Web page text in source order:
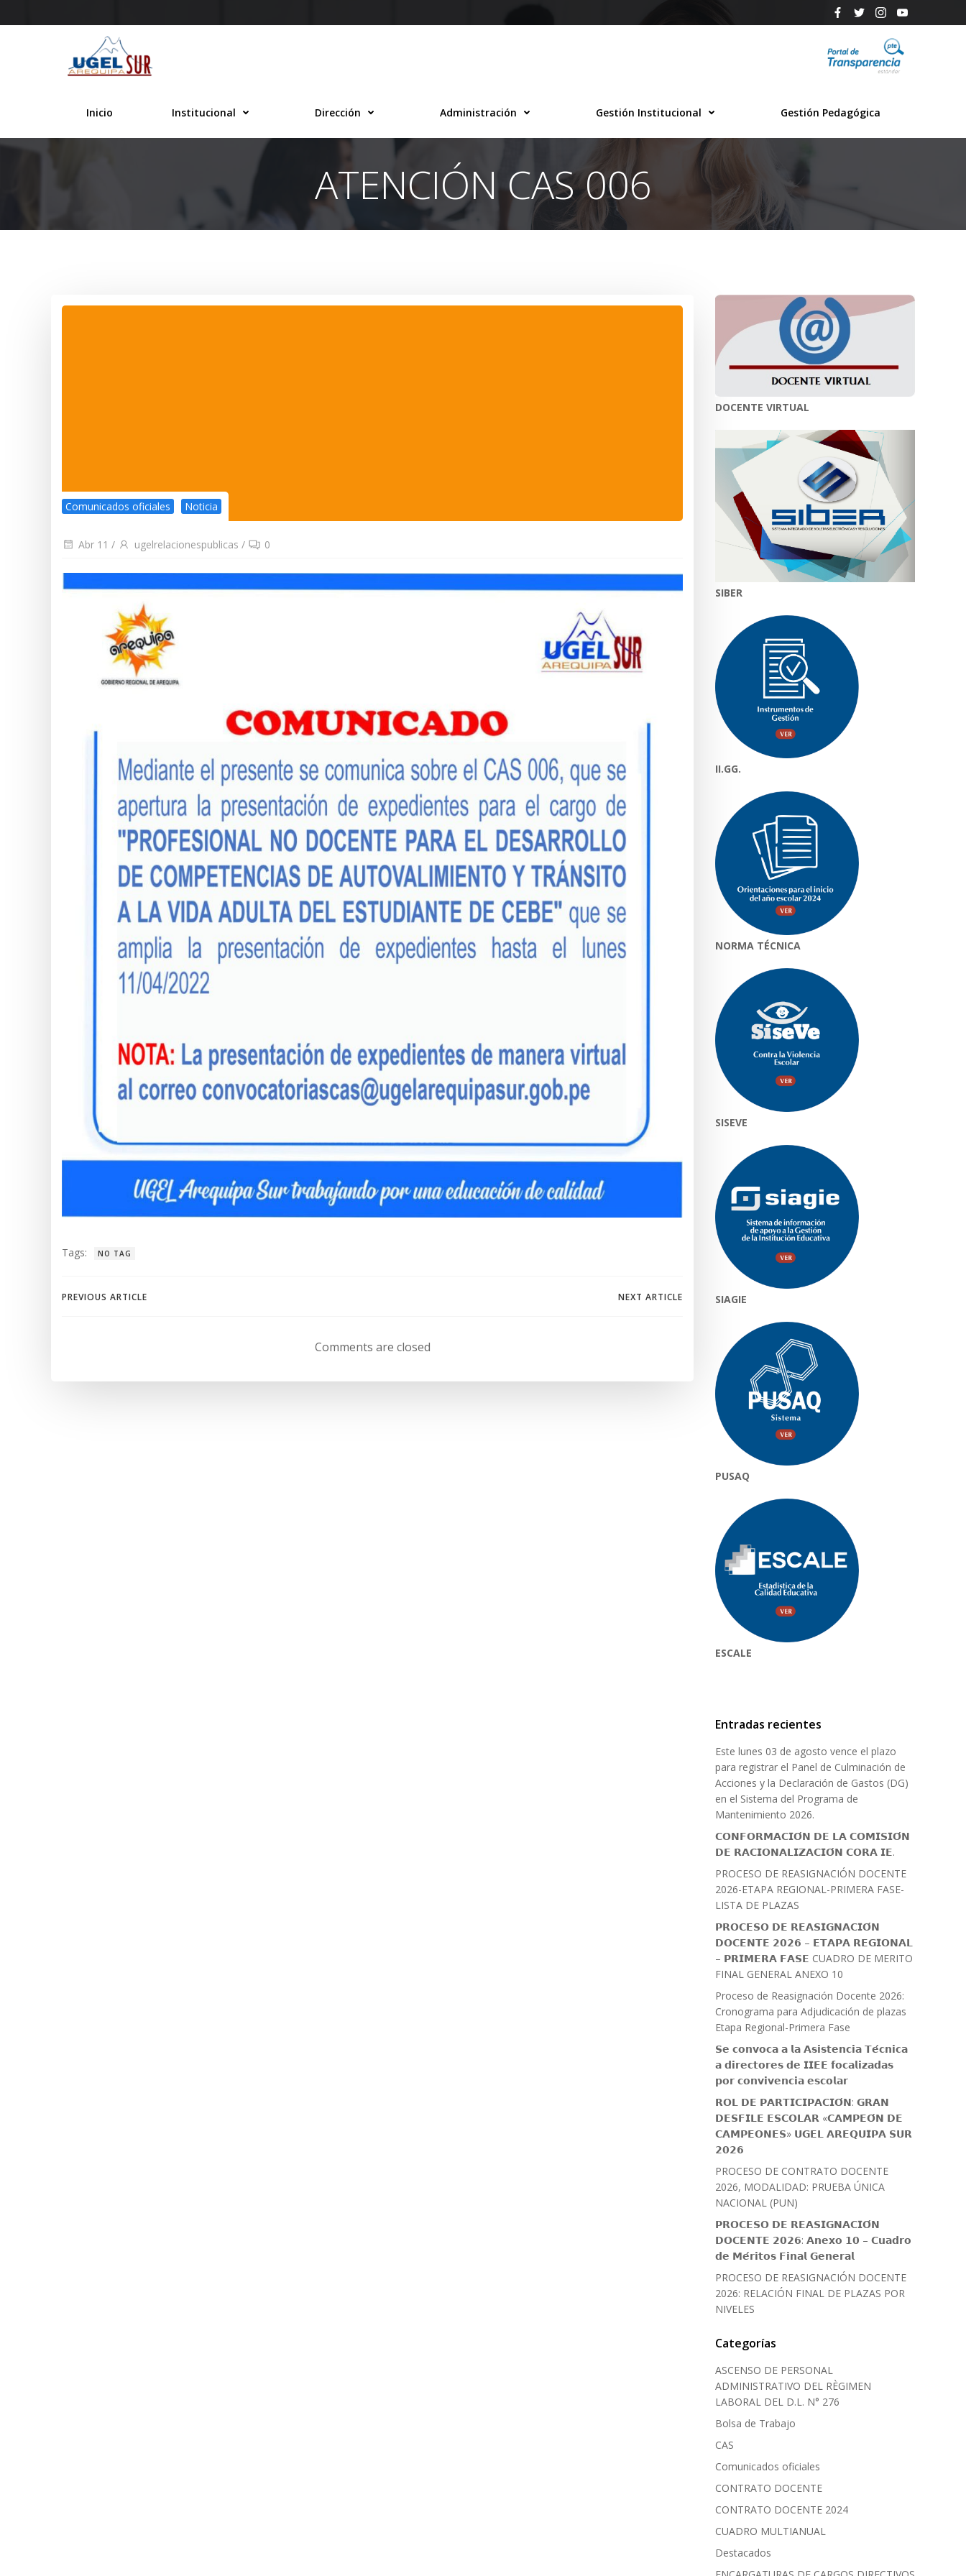
al
Inicio Institucional Dirección Administración Gestión Institucional Gestión Pedagógica
ATENCIÓN CAS 006
Comunicados oficiales Noticia
Abr 11 / ugelrelacionespublicas / 0
Tags: NO TAG
Navegación
entradas
PREVIOUS ARTICLE
de
entradas
NEXT ARTICLE
Comments are closed
DOCENTE VIRTUAL
SIBER
II.GG.
NORMA TÉCNICA
SISEVE
SIAGIE
PUSAQ
ESCALE
Entradas recientes
Este lunes 03 de agosto vence el plazo
para registrar el Panel de Culminación de
Acciones y la Declaración de Gastos (DG)
en el Sistema del Programa de
Mantenimiento 2026.
𝗖𝗢𝗡𝗙𝗢𝗥𝗠𝗔𝗖𝗜𝗢́𝗡 𝗗𝗘 𝗟𝗔 𝗖𝗢𝗠𝗜𝗦𝗜𝗢́𝗡
𝗗𝗘 𝗥𝗔𝗖𝗜𝗢𝗡𝗔𝗟𝗜𝗭𝗔𝗖𝗜𝗢́𝗡 𝗖𝗢𝗥𝗔 𝗜𝗘.
PROCESO DE REASIGNACIÓN DOCENTE
2026-ETAPA REGIONAL-PRIMERA FASE-
LISTA DE PLAZAS
𝗣𝗥𝗢𝗖𝗘𝗦𝗢 𝗗𝗘 𝗥𝗘𝗔𝗦𝗜𝗚𝗡𝗔𝗖𝗜𝗢́𝗡
𝗗𝗢𝗖𝗘𝗡𝗧𝗘 𝟮𝟬𝟮𝟲 – 𝗘𝗧𝗔𝗣𝗔 𝗥𝗘𝗚𝗜𝗢𝗡𝗔𝗟
– 𝗣𝗥𝗜𝗠𝗘𝗥𝗔 𝗙𝗔𝗦𝗘 CUADRO DE MERITO
FINAL GENERAL ANEXO 10
Proceso de Reasignación Docente 2026:
Cronograma para Adjudicación de plazas
Etapa Regional-Primera Fase
𝗦𝗲 𝗰𝗼𝗻𝘃𝗼𝗰𝗮 𝗮 𝗹𝗮 𝗔𝘀𝗶𝘀𝘁𝗲𝗻𝗰𝗶𝗮 𝗧𝗲́𝗰𝗻𝗶𝗰𝗮
𝗮 𝗱𝗶𝗿𝗲𝗰𝘁𝗼𝗿𝗲𝘀 𝗱𝗲 𝗜𝗜𝗘𝗘 𝗳𝗼𝗰𝗮𝗹𝗶𝘇𝗮𝗱𝗮𝘀
𝗽𝗼𝗿 𝗰𝗼𝗻𝘃𝗶𝘃𝗲𝗻𝗰𝗶𝗮 𝗲𝘀𝗰𝗼𝗹𝗮𝗿
𝗥𝗢𝗟 𝗗𝗘 𝗣𝗔𝗥𝗧𝗜𝗖𝗜𝗣𝗔𝗖𝗜𝗢́𝗡: 𝗚𝗥𝗔𝗡
𝗗𝗘𝗦𝗙𝗜𝗟𝗘 𝗘𝗦𝗖𝗢𝗟𝗔𝗥 «𝗖𝗔𝗠𝗣𝗘𝗢́𝗡 𝗗𝗘
𝗖𝗔𝗠𝗣𝗘𝗢𝗡𝗘𝗦» 𝗨𝗚𝗘𝗟 𝗔𝗥𝗘𝗤𝗨𝗜𝗣𝗔 𝗦𝗨𝗥
𝟮𝟬𝟮𝟲
PROCESO DE CONTRATO DOCENTE
2026, MODALIDAD: PRUEBA ÚNICA
NACIONAL (PUN)
𝗣𝗥𝗢𝗖𝗘𝗦𝗢 𝗗𝗘 𝗥𝗘𝗔𝗦𝗜𝗚𝗡𝗔𝗖𝗜𝗢́𝗡
𝗗𝗢𝗖𝗘𝗡𝗧𝗘 𝟮𝟬𝟮𝟲: 𝗔𝗻𝗲𝘅𝗼 𝟭𝟬 – 𝗖𝘂𝗮𝗱𝗿𝗼
𝗱𝗲 𝗠𝗲́𝗿𝗶𝘁𝗼𝘀 𝗙𝗶𝗻𝗮𝗹 𝗚𝗲𝗻𝗲𝗿𝗮𝗹
PROCESO DE REASIGNACIÓN DOCENTE
2026: RELACIÓN FINAL DE PLAZAS POR
NIVELES
Categorías
ASCENSO DE PERSONAL
ADMINISTRATIVO DEL RÈGIMEN
LABORAL DEL D.L. N° 276
Bolsa de Trabajo
CAS
Comunicados oficiales
CONTRATO DOCENTE
CONTRATO DOCENTE 2024
CUADRO MULTIANUAL
Destacados